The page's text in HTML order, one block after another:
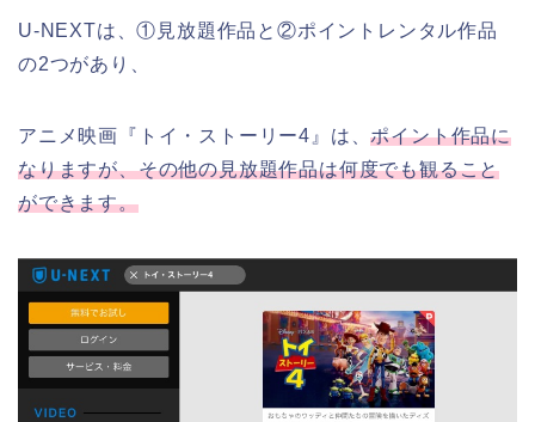
U-NEXTは、①見放題作品と②ポイントレンタル作品
の2つがあり、
アニメ映画『トイ・ストーリー4』は、ポイント作品に
なりますが、その他の見放題作品は何度でも観ること
ができます。